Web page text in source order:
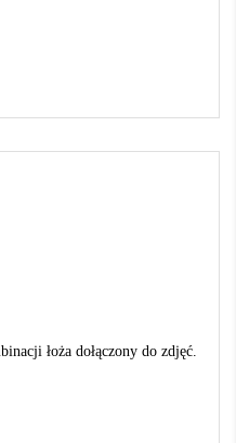
łoża dołączony do zdjęć.